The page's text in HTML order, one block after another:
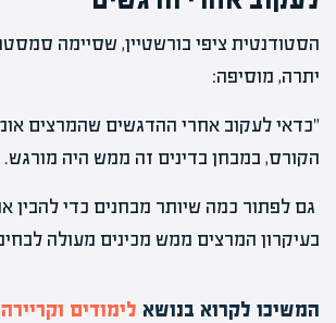
הסטודנטית ציפי בורשטיין, שסיימה
יתרה, מוסיפה:
"כדאי לעקוב אחרי ההדגשים שהמרצים
הקורס, במבחן בדינים זה ממש היה מורגש.
גם לפתור כמה שיותר מבחנים כדי להבין
בעיקרון המרצים ממש מכינים מעולה
המשיכו לקרוא בנושא לימודים וקריירה